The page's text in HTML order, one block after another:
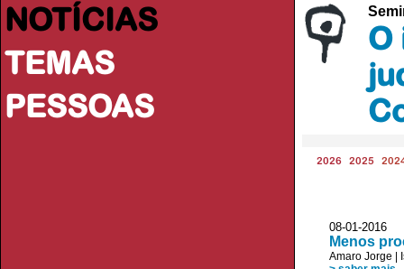
NOTÍCIAS
TEMAS
PESSOAS
O
2026 2025
08-01-2016
Menos
Amaro Jorge